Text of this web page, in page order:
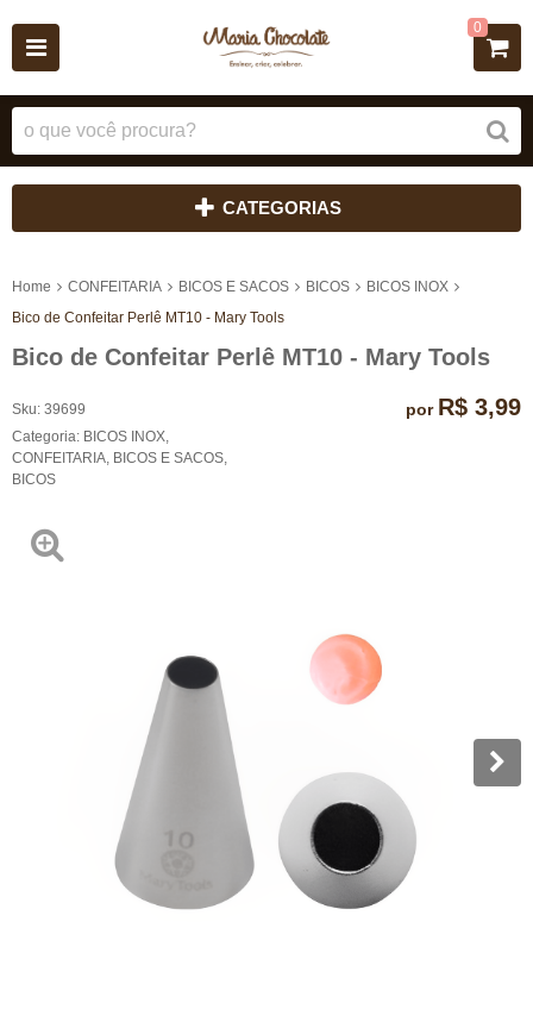
0
CATEGORIAS
Home CONFEITARIA BICOS E SACOS BICOS
BICOS INOX
Bico de Confeitar Perlê MT10 - Mary Tools
Bico de Confeitar Perlê MT10 - Mary Tools
Sku: 39699
Categoria: BICOS INOX
CONFEITARIA BICOS E SACOS
BICOS
por R$ 3,99